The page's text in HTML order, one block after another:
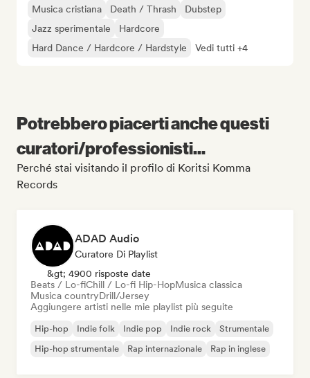
Musica cristiana Death / Thrash
Dubstep
Jazz sperimentale
Hardcore
Hard Dance / Hardcore / Hardstyle
Vedi tutti +4
Potrebbero piacerti anche questi
curatori/professionisti...
Perché stai visitando il profilo di Koritsi Komma
Records
ADAD Audio
Curatore Di Playlist
&gt; 4900 risposte date
Beats / Lo-fiChill / Lo-fi Hip-HopMusica classica
Musica countryDrill/Jersey
Aggiungere artisti nelle mie playlist più seguite
Hip-hop Indie folk Indie pop Indie rock
Strumentale
Hip-hop strumentale
Rap internazionale Rap in inglese